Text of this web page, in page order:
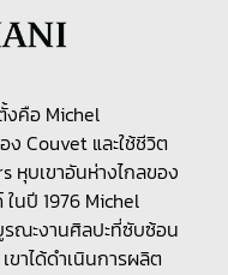
คือ Michel
ง Couvet และใช้ชีวิต
หุบเขาอันห่างไกลของ
นปี 1976 Michel
ณะงานศิลปะที่ซับซ้อน
ขาได้ดำเนินการผลิต